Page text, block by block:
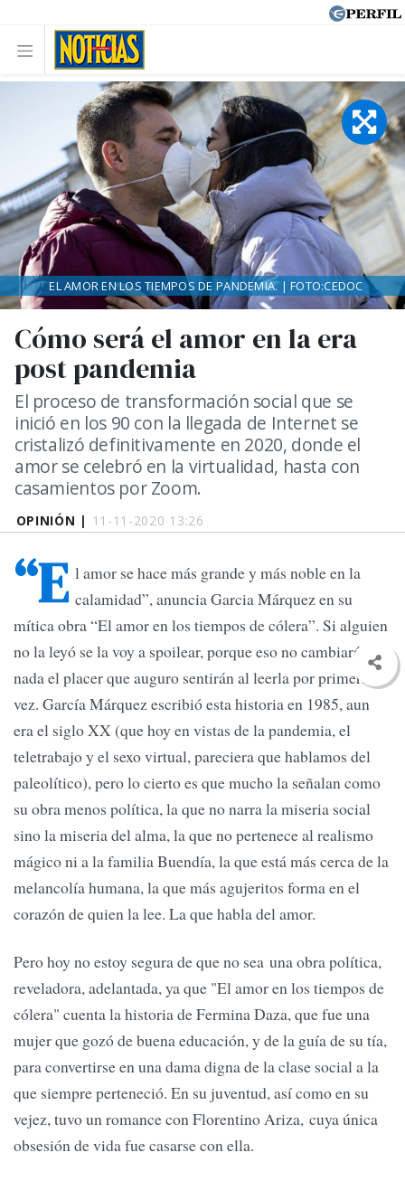
OPINIÓN | 11-11-2020 13:26
Cómo será el amor en la era
post pandemia
El proceso de transformación social que se
inició en los 90 con la llegada de Internet se
cristalizó definitivamente en 2020, donde el
amor se celebró en la virtualidad, hasta con
casamientos por Zoom.
EL AMOR EN LOS TIEMPOS DE PANDEMIA. | FOTO:CEDOC
“E l amor se hace más grande y más noble en la
calamidad”, anuncia Garcia Márquez en su
mítica obra “El amor en los tiempos de cólera”. Si alguien
no la leyó se la voy a spoilear, porque eso no cambiará en
nada el placer que auguro sentirán al leerla por primera
vez. García Márquez escribió esta historia en 1985, aun
era el siglo XX (que hoy en vistas de la pandemia, el
teletrabajo y el sexo virtual, pareciera que hablamos del
paleolítico), pero lo cierto es que mucho la señalan como
su obra menos política, la que no narra la miseria social
sino la miseria del alma, la que no pertenece al realismo
mágico ni a la familia Buendía, la que está más cerca de la
melancolía humana, la que más agujeritos forma en el
corazón de quien la lee. La que habla del amor.
Pero hoy no estoy segura de que no sea una obra política,
reveladora, adelantada, ya que "El amor en los tiempos de
cólera" cuenta la historia de Fermina Daza, que fue una
mujer que gozó de buena educación, y de la guía de su tía,
para convertirse en una dama digna de la clase social a la
que siempre perteneció. En su juventud, así como en su
vejez, tuvo un romance con Florentino Ariza, cuya única
obsesión de vida fue casarse con ella.